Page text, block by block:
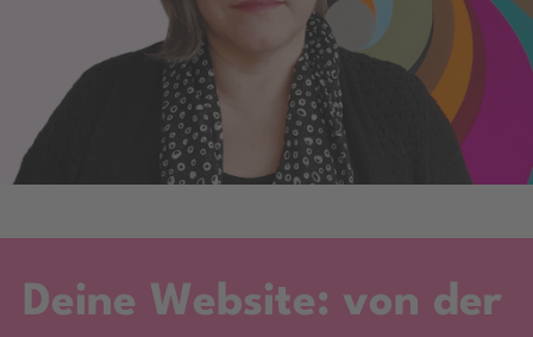
Deine Website: von der